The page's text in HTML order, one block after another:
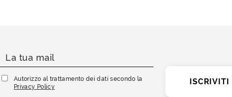
Autorizzo al trattamento dei dati secondo la
Privacy Policy
ISCRIVITI